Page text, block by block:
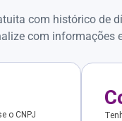
com histórico de
com informações
o CNPJ